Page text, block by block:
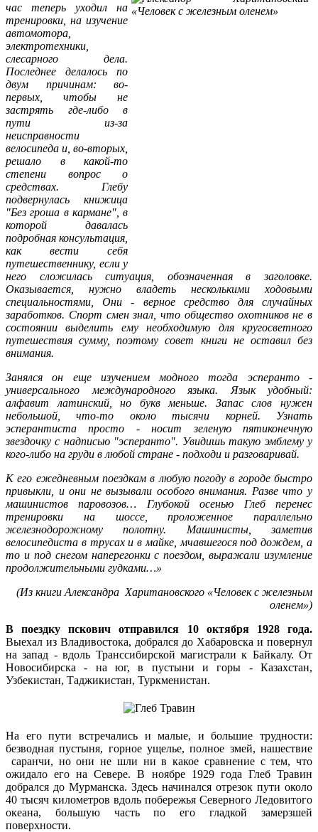
час теперь уходил на
тренировки, на изучение
автомотора,
электротехники,
слесарного дела.
Последнее делалось по
двум причинам: во-
первых, чтобы не
застрять где-либо в
пути из-за
неисправности
велосипеда и, во-вторых,
решало в какой-то
степени вопрос о
средствах. Глебу
подвернулась книжица
"Без гроша в кармане", в
которой давалась
подробная консультация,
как вести себя
путешественнику, если у
него сложилась ситуация, обозначенная в заголовке.
Оказывается, нужно владеть несколькими ходовыми
специальностями, Они - верное средство для случайных
заработков. Спорт смен знал, что общество охотников не в
состоянии выделить ему необходимую для кругосветного
путешествия сумму, поэтому совет книги не оставил без
внимания.
Занялся он еще изучением модного тогда эсперанто -
универсального международного языка. Язык удобный:
алфавит латинский, но букв меньше. Запас слов нужен
небольшой, что-то около тысячи корней. Узнать
эсперантиста просто - носит зеленую пятиконечную
звездочку с надписью "эсперанто". Увидишь такую эмблему у
кого-либо на груди в любой стране - подходи и разговаривай.
К его ежедневным поездкам в любую погоду в городе быстро
привыкли, и они не вызывали особого внимания. Разве что у
машинистов паровозов… Глубокой осенью Глеб перенес
тренировки на шоссе, проложенное параллельно
железнодорожному полотну. Машинисты, заметив
велосипедиста в трусах и в майке, мчавшегося под дождем, а
то и под снегом наперегонки с поездом, выражали изумление
продолжительными гудками…»
(Из книги Александра Харитановского «Человек с железным
оленем»)
В поездку пскович отправился 10 октября 1928 года.
Выехал из Владивостока, добрался до Хабаровска и повернул
на запад - вдоль Транссибирской магистрали к Байкалу. От
Новосибирска - на юг, в пустыни и горы - Казахстан,
Узбекистан, Таджикистан, Туркменистан.
На его пути встречались и малые, и большие трудности:
безводная пустыня, горное ущелье, полное змей, нашествие
саранчи, но они не шли ни в какое сравнение с тем, что
ожидало его на Севере. В ноябре 1929 года Глеб Травин
добрался до Мурманска. Здесь начинался отрезок пути около
40 тысяч километров вдоль побережья Северного Ледовитого
океана, большую часть по его гладкой замерзшей
поверхности.